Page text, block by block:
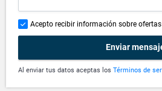
Acepto recibir información sobre
Enviar
Al enviar tus datos aceptas los Términos de